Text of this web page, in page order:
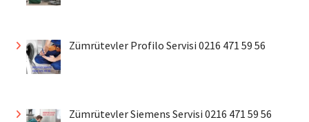
Zümrütevler Profilo Servisi 0216 471 59 56
Zümrütevler Siemens Servisi 0216 471 59 56